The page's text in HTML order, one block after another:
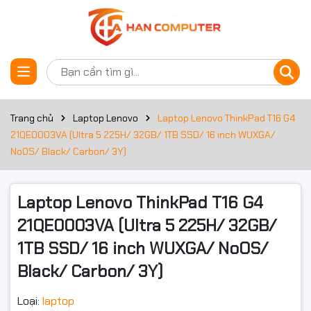
Trang chủ Laptop Lenovo
Laptop Lenovo ThinkPad T16 G4
21QE0003VA (Ultra 5 225H/ 32GB/ 1TB SSD/ 16 inch WUXGA/
NoOS/ Black/ Carbon/ 3Y)
Laptop Lenovo ThinkPad T16 G4
21QE0003VA (Ultra 5 225H/ 32GB/
1TB SSD/ 16 inch WUXGA/ NoOS/
Black/ Carbon/ 3Y)
Loại: laptop
Thông số kỹ thuật
Bộ xử lý
Dòng CPU Ultra 5
CPU
Arrow Lake
Mã CPU 225H
Tốc độ CPU
Tần số turbo
tối đa
Up to 4.9 GHz
Đặt trước sản phẩm